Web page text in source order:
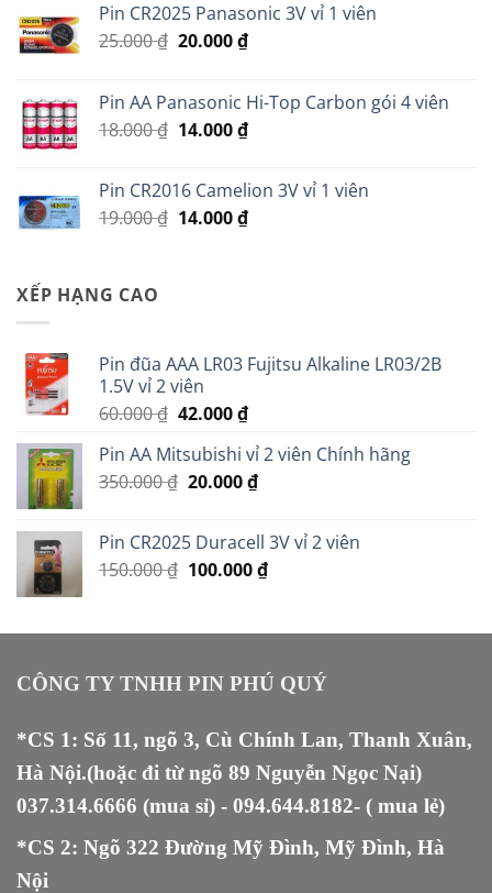
Pin CR2025 Panasonic 3V vỉ 1 viên
25.000₫ Giá
25.000 ₫.
20.000₫Giá
là:
20.000 ₫.
Pin AA Panasonic Hi-Top Carbon gói 4 viên
18.000₫ Giá
18.000 ₫.
14.000₫Giá
là:
14.000 ₫.
Pin CR2016 Camelion 3V vỉ 1 viên
19.000₫ Giá
14.000₫Giá
XẾP HẠNG CAO
Pin đũa AAA LR03 Fujitsu Alkaline LR03/2B
1.5V vỉ 2 viên
60.000₫ Giá
là:
60.000 ₫.
42.000₫Giá
tại
là:
Pin AA Mitsubishi vỉ 2 viên Chính hãng
350.000₫ Giá
350.000 ₫.
20.000₫Giá
là:
20.000 ₫.
Pin CR2025 Duracell 3V vỉ 2 viên
150.000₫ Giá
150.000 ₫.
100.000₫Giá
là:
CÔNG TY TNHH PIN PHÚ QUÝ
*CS 1: Số 11, ngõ 3, Cù Chính Lan, Thanh Xuân,
Hà Nội.(hoặc đi từ ngõ 89 Nguyễn Ngọc Nại)
037.314.6666 (mua sỉ) - 094.644.8182- ( mua lẻ)
*CS 2: Ngõ 322 Đường Mỹ Đình, Mỹ Đình, Hà
Nội